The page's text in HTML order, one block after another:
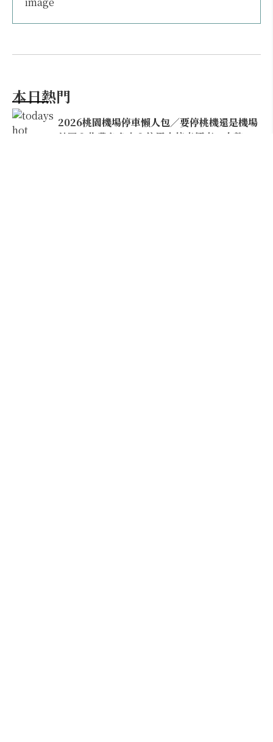
本日熱門
2026桃園機場停車懶人包／要停桃機還是機場
外圍？收費各多少？信用卡停車優惠一次整